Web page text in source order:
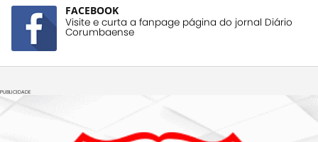
FACEBOOK
Visite e curta a fanpage página do jornal Diário
Corumbaense
PUBLICIDADE